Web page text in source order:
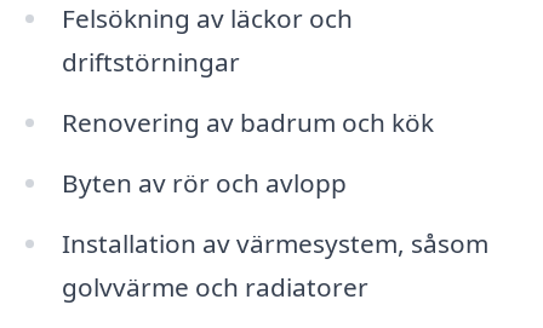
Felsökning av läckor och
driftstörningar
Renovering av badrum och kök
Byten av rör och avlopp
Installation av värmesystem, såsom
golvvärme och radiatorer